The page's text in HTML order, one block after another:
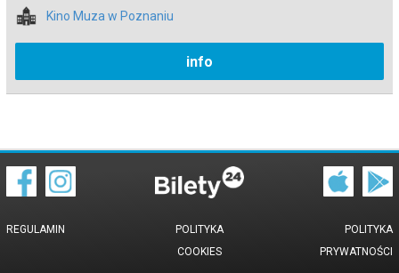
Kino Muza w Poznaniu
info
REGULAMIN
POLITYKA
PRYWATNOŚCI
POLITYKA
COOKIES